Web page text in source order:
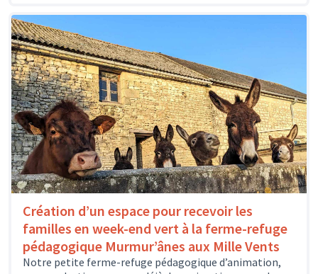
Création d’un espace pour recevoir les
familles en week-end vert à la ferme-refuge
pédagogique Murmur’ânes aux Mille Vents
Notre petite ferme-refuge pédagogique d’animation,